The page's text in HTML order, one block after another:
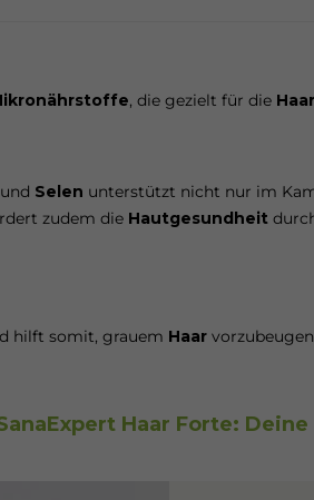
, die gezielt für die
und Selen unterstützt nicht nur im
zudem die Hautgesundheit
hilft somit, grauem Haar
Haar Forte: